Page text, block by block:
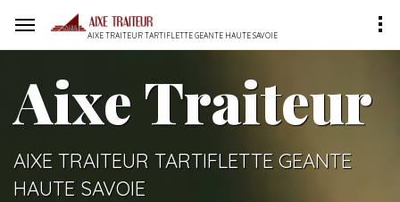
AIXE TRAITEUR TARTIFLETTE GEANTE HAUTE SAVOIE
Aixe Traiteur
AIXE TRAITEUR TARTIFLETTE GEANTE
HAUTE SAVOIE